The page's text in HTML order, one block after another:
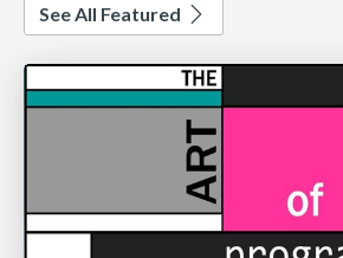
See All Featured